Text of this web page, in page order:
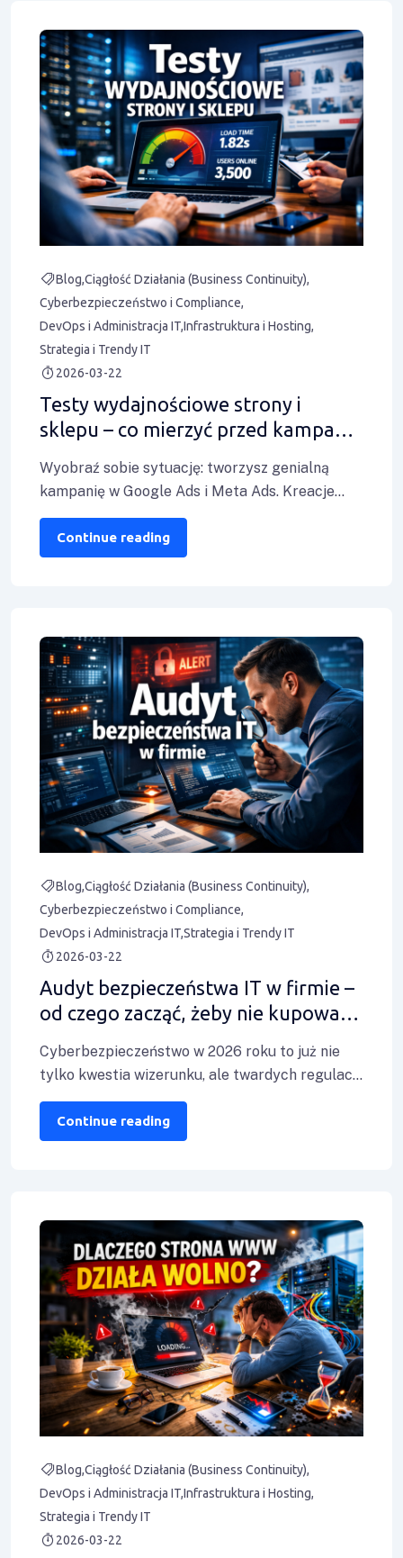
Blog Ciągłość Działania (Business Continuity)
Cyberbezpieczeństwo i Compliance
DevOps i Administracja ITInfrastruktura i Hosting
Strategia i Trendy IT
2026-03-22
Testy wydajnościowe strony i
sklepu – co mierzyć przed kampanią
Wyobraź sobie sytuację: tworzysz genialną
kampanię w Google Ads i Meta Ads. Kreacje
klikają się jak szalone, CTR bije rekordy,
Continue reading
Blog Ciągłość Działania (Business Continuity)
Cyberbezpieczeństwo i Compliance
DevOps i Administracja ITStrategia i Trendy IT
2026-03-22
Audyt bezpieczeństwa IT w firmie –
od czego zacząć, żeby nie kupować
Cyberbezpieczeństwo w 2026 roku to już nie
tylko kwestia wizerunku, ale twardych regulacji
prawnych i być albo nie być na
Continue reading
Blog Ciągłość Działania (Business Continuity)
DevOps i Administracja ITInfrastruktura i Hosting
Strategia i Trendy IT
2026-03-22